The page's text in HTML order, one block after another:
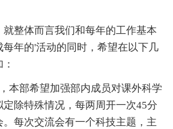
就整体而言我们和每年的工作基本
年的'活动的同时，希望在以下几
本部希望加强部内成员对课外科学
除特殊情况，每两周开一次45分
每次交流会有一个科技主题，主